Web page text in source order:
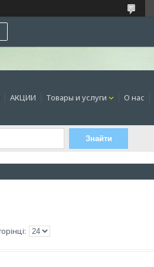
АКЦИИ Товары и услуги О нас
Знайти